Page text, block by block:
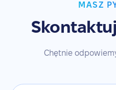
MASZ
Chętnie